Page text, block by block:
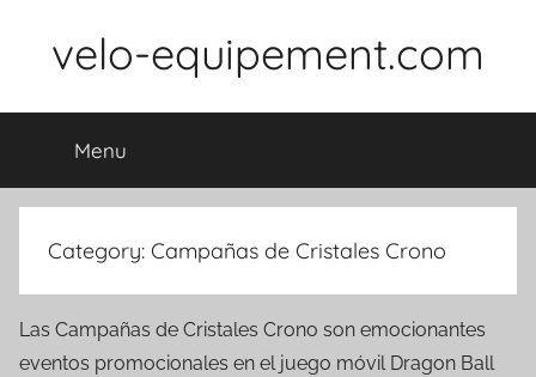
velo-equipement.com
Menu
Category: Campañas de Cristales Crono
Las Campañas de Cristales Crono son emocionantes
eventos promocionales en el juego móvil Dragon Ball